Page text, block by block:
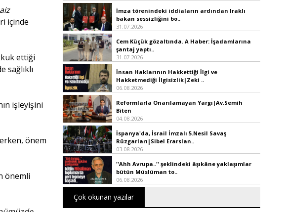
içinde
ettiği
işleyişini
önem
önemli
İmza törenindeki iddiaların ardından Iraklı
bakan sessizliğini bo..
31.07.2026
Cem Küçük gözaltında. A Haber: İşadamlarına
şantaj yaptı..
31.07.2026
İnsan Haklarının Hakkettiği İlgi ve
Hakketmediği İlgisizlik|Zeki ..
06.08.2026
Reformlarla Onarılamayan Yargı|Av.Semih
Biten
04.08.2026
İspanya'da, İsrail İmzalı 5.Nesil Savaş
Rüzgarları|Sibel Erarslan..
03.08.2026
''Ahh Avrupa..'' şeklindeki âşıkâne yaklaşımlar
bütün Müslüman to..
06.08.2026
Çok okunan yazılar